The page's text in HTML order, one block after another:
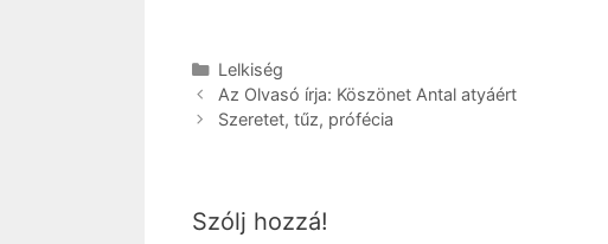
Kategória
Lelkiség
Az Olvasó írja: Köszönet Antal atyáért
Szeretet, tűz, prófécia
Szólj hozzá!